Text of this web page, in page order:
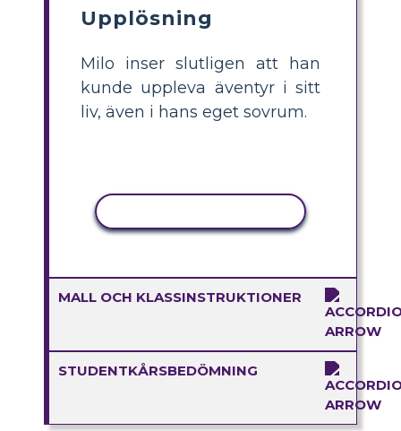
Upplösning
Milo inser slutligen att han
kunde uppleva äventyr i sitt
liv, även i hans eget sovrum.
MALL OCH KLASSINSTRUKTIONER
STUDENTKÅRSBEDÖMNING